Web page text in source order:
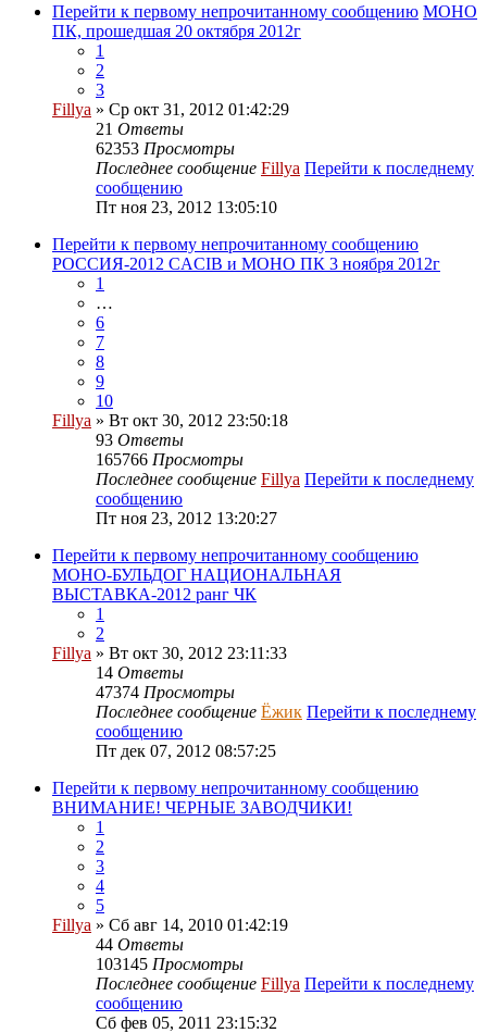
Перейти к первому непрочитанному сообщению МОНО
ПК, прошедшая 20 октября 2012г
1
2
3
Fillya » Ср окт 31, 2012 01:42:29
21 Ответы
62353 Просмотры
Последнее сообщение Fillya Перейти к последнему
сообщению
Пт ноя 23, 2012 13:05:10
Перейти к первому непрочитанному сообщению
РОССИЯ-2012 CACIB и МОНО ПК 3 ноября 2012г
1
…
6
7
8
9
10
Fillya » Вт окт 30, 2012 23:50:18
93 Ответы
165766 Просмотры
Последнее сообщение Fillya Перейти к последнему
сообщению
Пт ноя 23, 2012 13:20:27
Перейти к первому непрочитанному сообщению
МОНО-БУЛЬДОГ НАЦИОНАЛЬНАЯ
ВЫСТАВКА-2012 ранг ЧК
1
2
Fillya » Вт окт 30, 2012 23:11:33
14 Ответы
47374 Просмотры
Последнее сообщение Ёжик Перейти к последнему
сообщению
Пт дек 07, 2012 08:57:25
Перейти к первому непрочитанному сообщению
ВНИМАНИЕ! ЧЕРНЫЕ ЗАВОДЧИКИ!
1
2
3
4
5
Fillya » Сб авг 14, 2010 01:42:19
44 Ответы
103145 Просмотры
Последнее сообщение Fillya Перейти к последнему
сообщению
Сб фев 05, 2011 23:15:32